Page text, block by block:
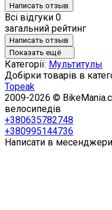
Написать отзыв
Всі відгуки 0
загальний рейтинг
Написать отзыв
Показать ещё
Категорії: Мультитулы
Добірки товарів в
Topeak
2009-2026 ©
велосипедів
+380635782748
+380995144736
Написати в